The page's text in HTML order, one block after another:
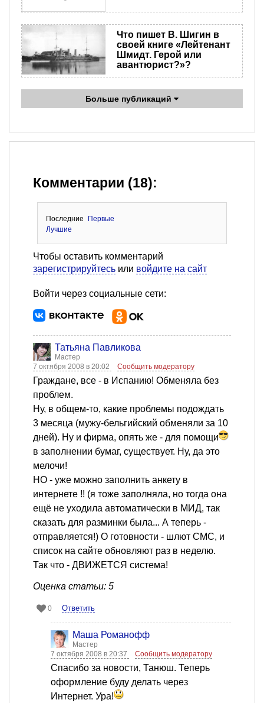
Что пишет В. Шигин в
своей книге «Лейтенант
Шмидт. Герой или
авантюрист?»?
Больше публикаций
Комментарии (18):
Последние
Первые
Лучшие
Чтобы оставить комментарий
зарегистрируйтесь или войдите на сайт
Войти через социальные сети:
Татьяна Павликова
Мастер
7 октября 2008 в 20:02
Сообщить модератору
Граждане, все - в Испанию! Обменяла без
проблем.
Ну, в общем-то, какие проблемы подождать
3 месяца (мужу-бельгийский обменяли за 10
дней). Ну и фирма, опять же - для помощи
в заполнении бумаг, существует. Ну, да это
мелочи!
НО - уже можно заполнить анкету в
интернете !! (я тоже заполняла, но тогда она
ещё не уходила автоматически в МИД, так
сказать для разминки была... А теперь -
отправляется!) О готовности - шлют СМС, и
список на сайте обновляют раз в неделю.
Так что - ДВИЖЕТСЯ система!
Оценка статьи: 5
0 Ответить
Mаша Романофф
Мастер
7 октября 2008 в 20:37
Сообщить модератору
Спасибо за новости, Танюш. Теперь
оформление буду делать через
Интернет. Ура!